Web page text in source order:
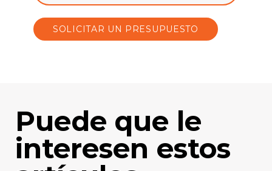
SOLICITAR UN PRESUPUESTO
Puede que le
interesen estos